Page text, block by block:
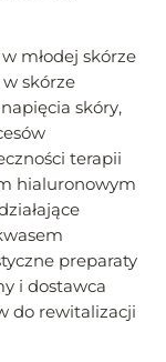
młodej skórze
skórze
skóry,
terapii
hialuronowym
preparaty
i dostawca
do rewitalizacji